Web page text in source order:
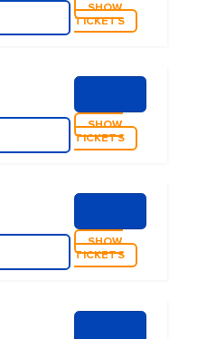
SHOW
TICKETS
SHOW
TICKETS
SHOW
TICKETS